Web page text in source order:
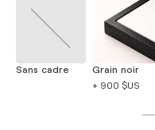
Sans cadre
Grain noir
+ 900 $US